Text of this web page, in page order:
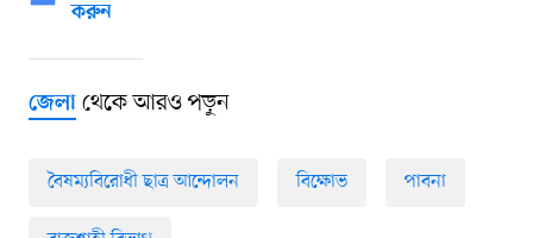
করুন
জেলাথেকে আরও পড়ুন
বৈষম্যবিরোধী ছাত্র আন্দোলন বিক্ষোভ পাবনা